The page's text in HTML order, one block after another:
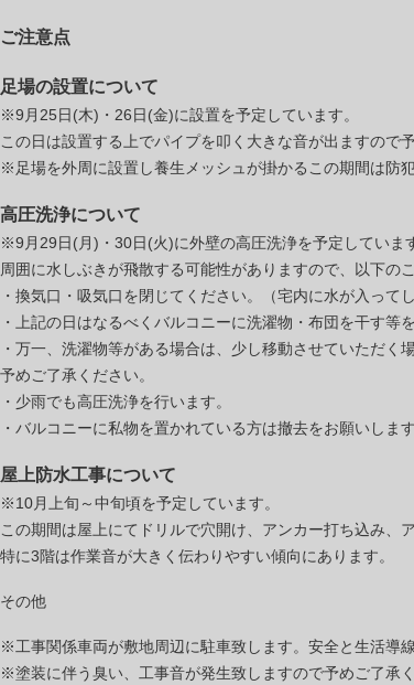
ご注意点
足場の設置について
※9月25日(木)・26日(金)に設置を予定しています。
この日は設置する上でパイプを叩く大きな音が出ますので
※足場を外周に設置し養生メッシュが掛かるこの期間は防
高圧洗浄について
※9月29日(月)・30日(火)に外壁の高圧洗浄を予定していま
周囲に水しぶきが飛散する可能性がありますので、以下の
・換気口・吸気口を閉じてください。（宅内に水が入って
・上記の日はなるべくバルコニーに洗濯物・布団を干す等
・万一、洗濯物等がある場合は、少し移動させていただく
予めご了承ください。
・少雨でも高圧洗浄を行います。
・バルコニーに私物を置かれている方は撤去をお願いします
屋上防水工事について
※10月上旬～中旬頃を予定しています。
この期間は屋上にてドリルで穴開け、アンカー打ち込み、
特に3階は作業音が大きく伝わりやすい傾向にあります。
その他
※工事関係車両が敷地周辺に駐車致します。安全と生活導
※塗装に伴う臭い、工事音が発生致しますので予めご了承く